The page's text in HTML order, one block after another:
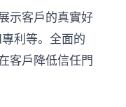
示客戶的真實好
利等。全面的
客戶降低信任門